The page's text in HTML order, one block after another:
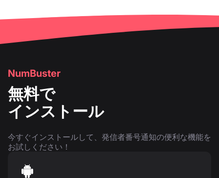
NumBuster
無料で
インストール
今すぐインストールして、発信者番号通知の便利な機能を
お試しください！